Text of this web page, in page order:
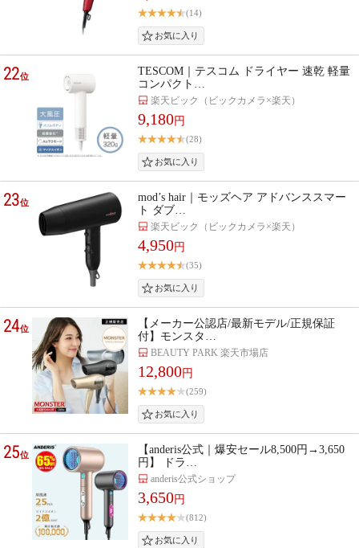
(14)
22位
TESCOM｜テスコム ドライヤー 速乾 軽量
コンパクト…
楽天ビック（ビックカメラ×楽天）
9,180円
(28)
23位
mod’s hair｜モッズヘア アドバンススマー
ト ダブ…
楽天ビック（ビックカメラ×楽天）
4,950円
(35)
24位
【メーカー公認店/最新モデル/正規保証
付】モンスタ…
BEAUTY PARK 楽天市場店
12,800円
(259)
25位
【anderis公式｜爆安セール8,500円→3,650
円】 ドラ…
anderis公式ショップ
3,650円
(812)